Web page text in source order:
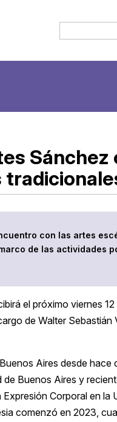
con las artes
de las actividades
el próximo viernes
de Walter
Aires desde
Buenos Aires y
Corporal en la
comenzó en 2023,